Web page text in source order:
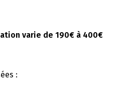
varie de 190€ à 400€
: